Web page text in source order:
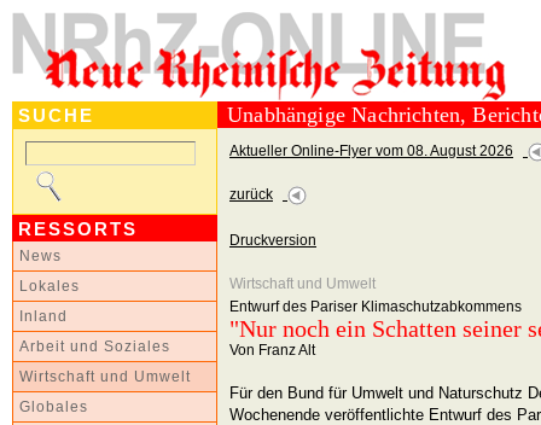
SUCHE
RESSORTS
News
Lokales
Inland
Arbeit und Soziales
Wirtschaft und Umwelt
Globales
Unabhängige Nachrichten,
Aktueller Online-Flyer vom 08. August 2026
zurück
Druckversion
Wirtschaft und Umwelt
Entwurf des Pariser Klimaschutzabkommens
"Nur noch ein Schatten seiner
Von Franz Alt
Für den Bund für Umwelt und Naturschutz
Wochenende veröffentlichte Entwurf des